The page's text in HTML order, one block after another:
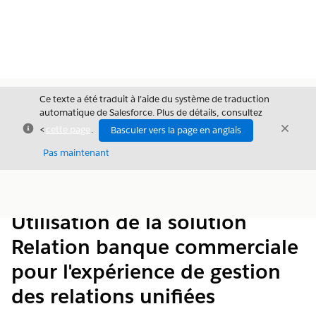
Fermer
Ce texte a été traduit à l’aide du système de traduction
automatique de Salesforce. Plus de détails, consultez
<cette page .
Basculer vers la page en anglais
Pas maintenant
Fermer
Utilisation de la solution
Relation banque commerciale
pour l'expérience de gestion
des relations unifiées